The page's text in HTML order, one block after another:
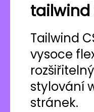
tailwind
Tailwind
vysoce
stylování
stránek.